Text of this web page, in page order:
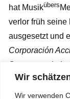
Wir
Wir verwenden
hat Musikübers
verlor früh seine
ausgesetzt und
Corporación
Cartagena de
Umfeld. Die
Leben. Das